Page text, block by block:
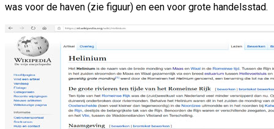
was voor de haven (zie figuur) en een voor grote handelsstad.